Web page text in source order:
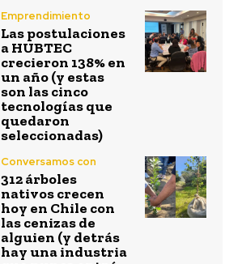
Emprendimiento
Las postulaciones
a HUBTEC
crecieron 138% en
un año (y estas
son las cinco
tecnologías que
quedaron
seleccionadas)
Conversamos con
312 árboles
nativos crecen
hoy en Chile con
las cenizas de
alguien (y detrás
hay una industria